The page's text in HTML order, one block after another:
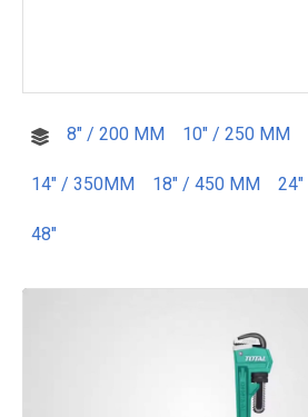
8" / 200 MM 10" / 250 MM
14" / 350MM 18" / 450 MM 24"
48"